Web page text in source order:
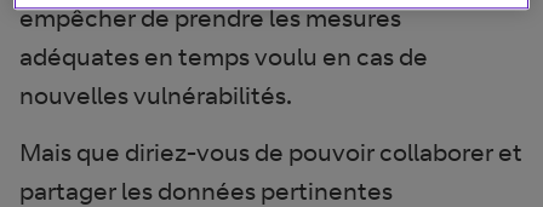
empêcher de prendre les mesures
adéquates en temps voulu en cas de
nouvelles vulnérabilités.
Mais que diriez-vous de pouvoir collaborer et
partager les données pertinentes